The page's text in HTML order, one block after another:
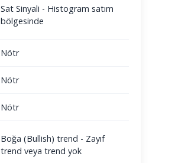
Sat Sinyali - Histogram satım
bölgesinde
Nötr
Nötr
Nötr
Boğa (Bullish) trend - Zayıf
trend veya trend yok